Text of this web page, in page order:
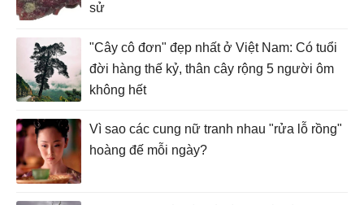
sử
"Cây cô đơn" đẹp nhất ở Việt Nam: Có tuổi
đời hàng thế kỷ, thân cây rộng 5 người ôm
không hết
Vì sao các cung nữ tranh nhau "rửa lỗ rồng"
hoàng đế mỗi ngày?